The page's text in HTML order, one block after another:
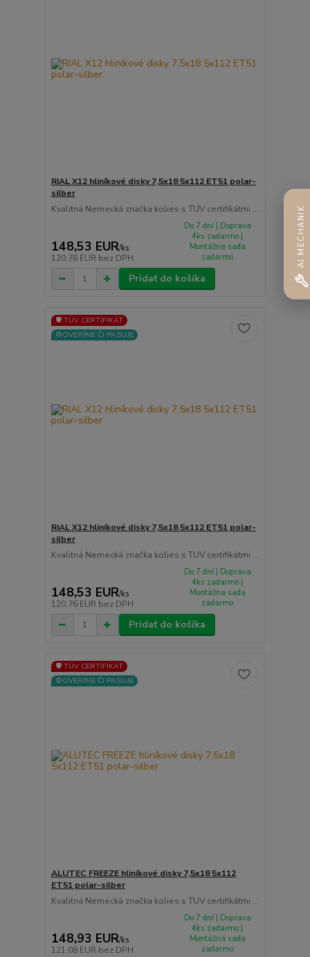
RIAL X12 hliníkové disky 7,5x18 5x112 ET51 polar-
silber
Kvalitná Nemecká značka kolies s TUV certifikátmi ...
148,53 EUR/ks
120,76 EUR bez DPH
Do 7 dní | Doprava
4ks zadarmo |
Montážna sada
zadarmo
Pridať do košíka
🛡️ TÜV CERTIFIKÁT
⚙️OVERÍME ČI PASUJE
RIAL X12 hliníkové disky 7,5x18 5x112 ET51 polar-
silber
Kvalitná Nemecká značka kolies s TUV certifikátmi ...
148,53 EUR/ks
120,76 EUR bez DPH
Do 7 dní | Doprava
4ks zadarmo |
Montážna sada
zadarmo
Pridať do košíka
🛡️ TÜV CERTIFIKÁT
⚙️OVERÍME ČI PASUJE
ALUTEC FREEZE hliníkové disky 7,5x18 5x112
ET51 polar-silber
Kvalitná Nemecká značka kolies s TUV certifikátmi ...
148,93 EUR/ks
121,08 EUR bez DPH
Do 7 dní | Doprava
4ks zadarmo |
Montážna sada
zadarmo
AI MECHANIK